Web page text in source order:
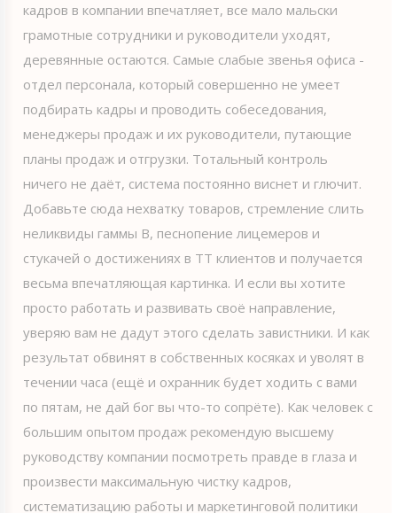
кадров в компании впечатляет, все мало мальски
грамотные сотрудники и руководители уходят,
деревянные остаются. Самые слабые звенья офиса -
отдел персонала, который совершенно не умеет
подбирать кадры и проводить собеседования,
менеджеры продаж и их руководители, путающие
планы продаж и отгрузки. Тотальный контроль
ничего не даёт, система постоянно виснет и глючит.
Добавьте сюда нехватку товаров, стремление слить
неликвиды гаммы В, песнопение лицемеров и
стукачей о достижениях в ТТ клиентов и получается
весьма впечатляющая картинка. И если вы хотите
просто работать и развивать своё направление,
уверяю вам не дадут этого сделать завистники. И как
результат обвинят в собственных косяках и уволят в
течении часа (ещё и охранник будет ходить с вами
по пятам, не дай бог вы что-то сопрёте). Как человек с
большим опытом продаж рекомендую высшему
руководству компании посмотреть правде в глаза и
произвести максимальную чистку кадров,
систематизацию работы и маркетинговой политики